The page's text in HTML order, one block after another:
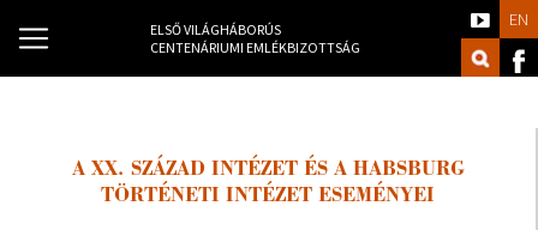
ELSŐ VILÁGHÁBORÚS
CENTENÁRIUMI EMLÉKBIZOTTSÁG
EN
A XX. SZÁZAD INTÉZET ÉS A HABSBURG
TÖRTÉNETI INTÉZET ESEMÉNYEI